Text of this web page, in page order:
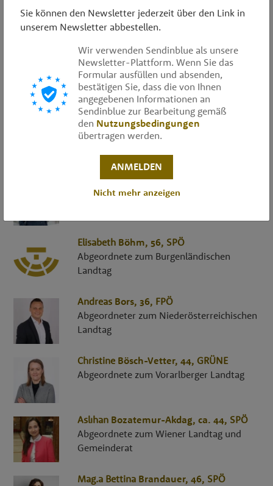
Armin Blind, 51,FPÖ
Abgeordneter zum Wiener Landtag und
Robert Blum, 36,FPÖ
Abgeordneter zum Vorarlberger Landtag
Jochen Bocksruker, 51,SPÖ
Abgeordneter zum Steirischen Landtag
Assoz. Univ.-Prof. Mag.a Dr.in
Bogner-Strauß, 54,ÖVP
Elisabeth Böhm, 56, SPÖ
Abgeordnete zum Burgenländischen
Landtag
Andreas Bors, 36, FPÖ
Abgeordneter zum Niederösterreichischen
Landtag
Christine Bösch-Vetter, 44, GRÜNE
Abgeordnete zum Vorarlberger Landtag
Aslıhan Bozatemur-Akdag, ca. 44, SPÖ
Abgeordnete zum Wiener Landtag und
Gemeinderat
Mag.a Bettina Brandauer, 46, SPÖ
Sie können den Newsletter jederzeit über den Link in
unserem Newsletter abbestellen.
Wir verwenden Sendinblue als unsere
Newsletter-Plattform. Wenn Sie das
Formular ausfüllen und absenden,
bestätigen Sie, dass die von Ihnen
angegebenen Informationen an
Sendinblue zur Bearbeitung gemäß
den Nutzungsbedingungen
übertragen werden.
ANMELDEN
Nicht mehr anzeigen